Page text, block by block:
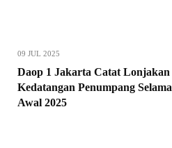
09 JUL 2025
Daop 1 Jakarta Catat Lonjakan
Kedatangan Penumpang Selama
Awal 2025